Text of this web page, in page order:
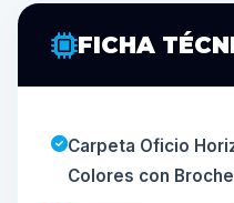
FICHA
Carpeta Oficio
Colores con Broche